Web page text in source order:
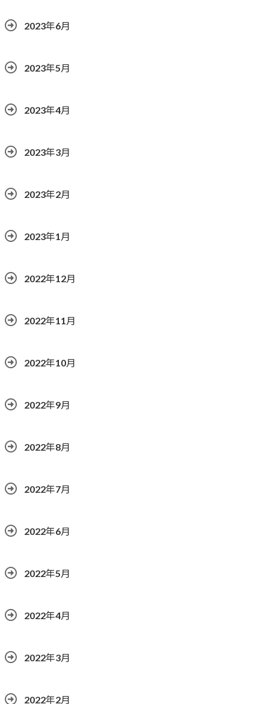
2023年6月
2023年5月
2023年4月
2023年3月
2023年2月
2023年1月
2022年12月
2022年11月
2022年10月
2022年9月
2022年8月
2022年7月
2022年6月
2022年5月
2022年4月
2022年3月
2022年2月